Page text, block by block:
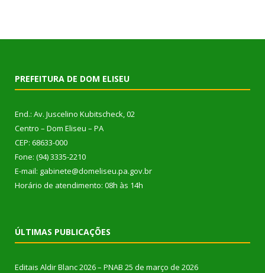
PREFEITURA DE DOM ELISEU
End.: Av. Juscelino Kubitscheck, 02
Centro – Dom Eliseu – PA
CEP: 68633-000
Fone: (94) 3335-2210
E-mail: gabinete@domeliseu.pa.gov.br
Horário de atendimento: 08h às 14h
ÚLTIMAS PUBLICAÇÕES
Editais Aldir Blanc 2026 – PNAB 25 de março de 2026